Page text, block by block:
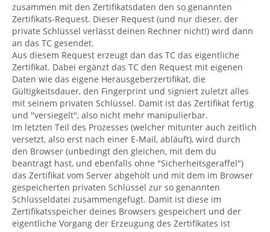
zusammen mit den Zertifikatsdaten den so genannten
Zertifikats-Request. Dieser Request (und nur dieser, der
private Schlüssel verlässt deinen Rechner nicht!) wird dann
an das TC gesendet.
Aus diesem Request erzeugt dan das TC das eigentliche
Zertifikat. Dabei ergänzt das TC den Request mit eigenen
Daten wie das eigene Herausgeberzertifikat, die
Gültigkeitsdauer, den Fingerprint und signiert zuletzt alles
mit seinem privaten Schlüssel. Damit ist das Zertifikat fertig
und "versiegelt", also nicht mehr manipulierbar.
Im letzten Teil des Prozesses (welcher mitunter auch zeitlich
versetzt, also erst nach einer E-Mail, abläuft), wird durch
den Browser (unbedingt den gleichen, mit dem du
beantragt hast, und ebenfalls ohne "Sicherheitsgeraffel")
das Zertifikat vom Server abgeholt und mit dem im Browser
gespeicherten privaten Schlüssel zur so genannten
Schlüsseldatei zusammengefügt. Damit ist diese im
Zertifikatsspeicher deines Browsers gespeichert und der
eigentliche Vorgang der Erzeugung des Zertifikates ist